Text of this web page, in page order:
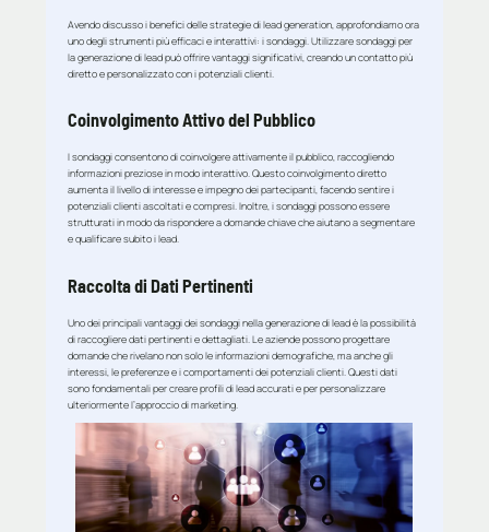
Avendo discusso i benefici delle strategie di lead generation, approfondiamo ora
uno degli strumenti più efficaci e interattivi: i sondaggi. Utilizzare sondaggi per
la generazione di lead può offrire vantaggi significativi, creando un contatto più
diretto e personalizzato con i potenziali clienti.
Coinvolgimento Attivo del Pubblico
I sondaggi consentono di coinvolgere attivamente il pubblico, raccogliendo
informazioni preziose in modo interattivo. Questo coinvolgimento diretto
aumenta il livello di interesse e impegno dei partecipanti, facendo sentire i
potenziali clienti ascoltati e compresi. Inoltre, i sondaggi possono essere
strutturati in modo da rispondere a domande chiave che aiutano a segmentare
e qualificare subito i lead.
Raccolta di Dati Pertinenti
Uno dei principali vantaggi dei sondaggi nella generazione di lead è la possibilità
di raccogliere dati pertinenti e dettagliati. Le aziende possono progettare
domande che rivelano non solo le informazioni demografiche, ma anche gli
interessi, le preferenze e i comportamenti dei potenziali clienti. Questi dati
sono fondamentali per creare profili di lead accurati e per personalizzare
ulteriormente l’approccio di marketing.